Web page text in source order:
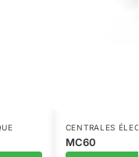
CENTRALES
MC60